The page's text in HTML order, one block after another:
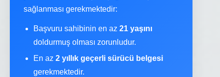
sağlanması gerekmektedir:
Başvuru sahibinin en az 21 yaşını
doldurmuş olması zorunludur.
En az 2 yıllık geçerli sürücü belgesi
gerekmektedir.